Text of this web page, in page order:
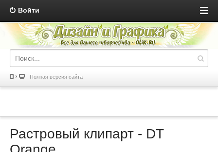
Войти
Полная версия сайта
Растровый клипарт - DT